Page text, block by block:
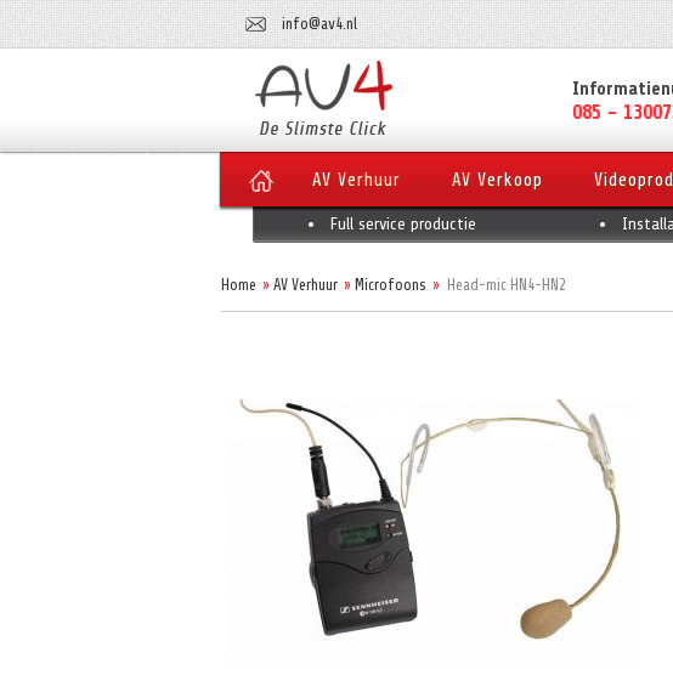
info@av4.nl
085 -
AV Verhuur AV Verkoop
Full service productie
Home AV Verhuur Microfoons Head-mic HN4-HN2